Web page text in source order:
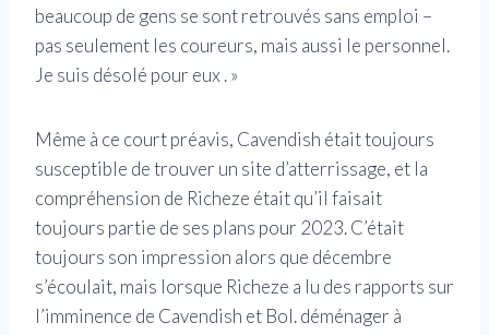
beaucoup de gens se sont retrouvés sans emploi –
pas seulement les coureurs, mais aussi le personnel.
Je suis désolé pour eux . »
Même à ce court préavis, Cavendish était toujours
susceptible de trouver un site d’atterrissage, et la
compréhension de Richeze était qu’il faisait
toujours partie de ses plans pour 2023. C’était
toujours son impression alors que décembre
s’écoulait, mais lorsque Richeze a lu des rapports sur
l’imminence de Cavendish et Bol. déménager à